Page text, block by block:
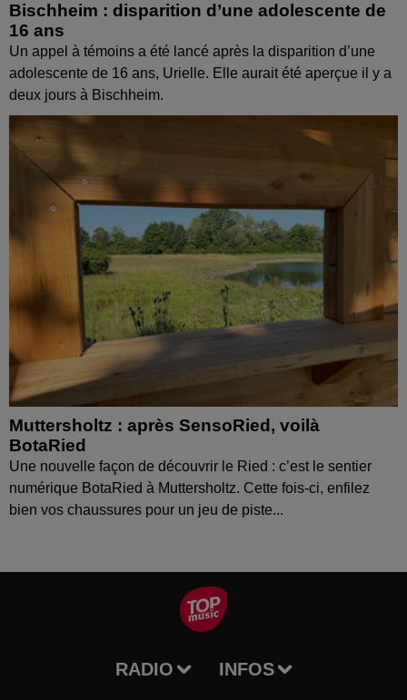
Bischheim : disparition d’une adolescente de
16 ans
Un appel à témoins a été lancé après la disparition d’une
adolescente de 16 ans, Urielle. Elle aurait été aperçue il y a
deux jours à Bischheim.
Muttersholtz : après SensoRied, voilà
BotaRied
Une nouvelle façon de découvrir le Ried : c’est le sentier
numérique BotaRied à Muttersholtz. Cette fois-ci, enfilez
bien vos chaussures pour un jeu de piste...
RADIO INFOS